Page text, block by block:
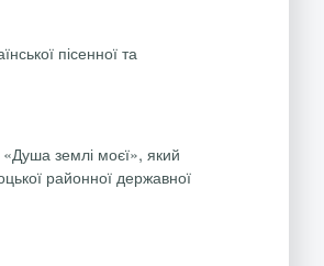
пісенної та
землі моєї», який
районної державної